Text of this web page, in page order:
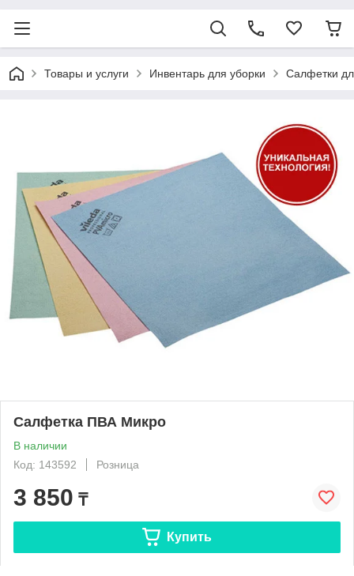
Товары и услуги Инвентарь для уборки Салфетки
Салфетка ПВА Микро
В наличии
Код: 143592
Розница
3 850 ₸
Купить